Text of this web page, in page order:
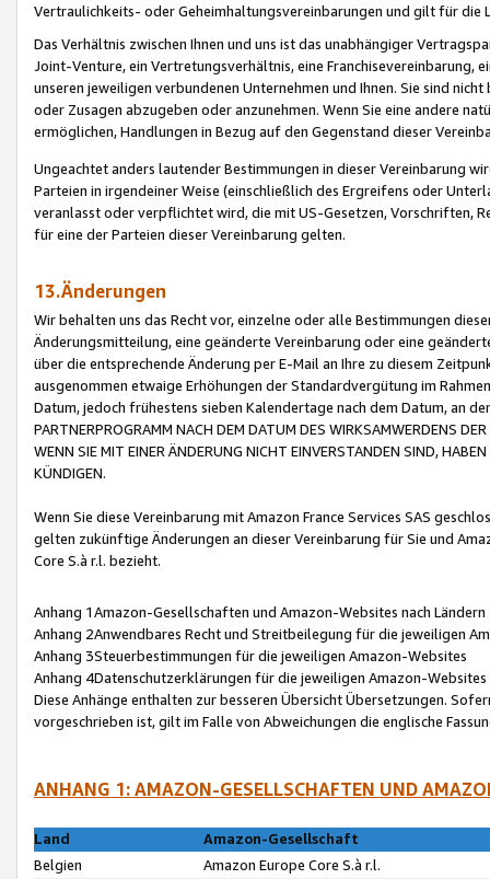
Vertraulichkeits- oder Geheimhaltungsvereinbarungen und gilt für die
Das Verhältnis zwischen Ihnen und uns ist das unabhängiger
Joint-Venture, ein Vertretungsverhältnis, eine Franchisevereinbarung,
unseren jeweiligen verbundenen Unternehmen und Ihnen. Sie sind
oder Zusagen abzugeben oder anzunehmen. Wenn Sie eine andere
ermöglichen, Handlungen in Bezug auf den Gegenstand dieser
Ungeachtet anders lautender Bestimmungen in dieser Vereinbarung
Parteien in irgendeiner Weise (einschließlich des Ergreifens oder
veranlasst oder verpflichtet wird, die mit US-Gesetzen, Vorschriften,
für eine der Parteien dieser Vereinbarung gelten.
13.Änderungen
Wir behalten uns das Recht vor, einzelne oder alle Bestimmungen
Änderungsmitteilung, eine geänderte Vereinbarung oder eine
über die entsprechende Änderung per E-Mail an Ihre zu diesem
ausgenommen etwaige Erhöhungen der Standardvergütung im
Datum, jedoch frühestens sieben Kalendertage nach dem Datum, an
PARTNERPROGRAMM NACH DEM DATUM DES WIRKSAMWERDENS
WENN SIE MIT EINER ÄNDERUNG NICHT EINVERSTANDEN SIND,
KÜNDIGEN.
Wenn Sie diese Vereinbarung mit Amazon France Services SAS
gelten zukünftige Änderungen an dieser Vereinbarung für Sie und
Core S.à r.l. bezieht.
Anhang 1Amazon-Gesellschaften und Amazon-Websites nach Ländern
Anhang 2Anwendbares Recht und Streitbeilegung für die jeweiligen
Anhang 3Steuerbestimmungen für die jeweiligen Amazon-Websites
Anhang 4Datenschutzerklärungen für die jeweiligen Amazon-Websites
Diese Anhänge enthalten zur besseren Übersicht Übersetzungen.
vorgeschrieben ist, gilt im Falle von Abweichungen die englische
ANHANG 1: AMAZON-GESELLSCHAFTEN UND
Land
Amazon-Gesellschaft
Belgien
Amazon Europe Core S.à r.l.